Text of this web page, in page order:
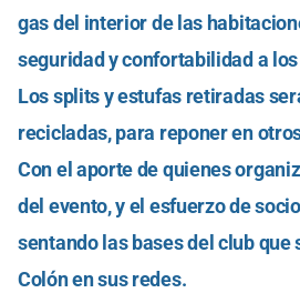
gas del interior de las
seguridad y confortabilidad a
Los splits y estufas retiradas
recicladas, para reponer en
Con el aporte de quienes
del evento, y el esfuerzo de
sentando las bases del club que
Colón en sus redes.